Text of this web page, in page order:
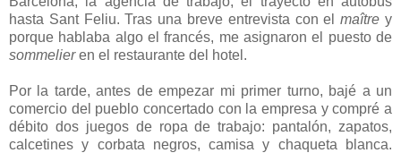
hasta Sant Feliu. Tras una breve entrevista con elmaître y
porque hablaba algo el francés, me asignaron el puesto de
sommelieren el restaurante del hotel.
Por la tarde, antes de empezar mi primer turno, bajé a un
comercio del pueblo concertado con la empresa y compré a
débito dos juegos de ropa de trabajo: pantalón, zapatos,
calcetines y corbata negros, camisa y chaqueta blanca.